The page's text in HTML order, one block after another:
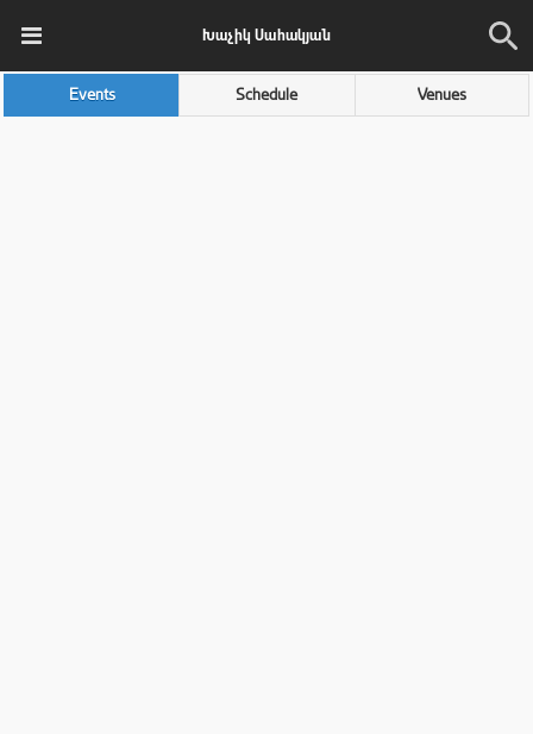
Խաչիկ Սահակյան
Events Schedule Venues